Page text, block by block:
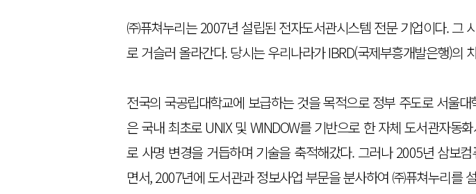
㈜퓨쳐누리는 2007년 설립된 전자도서관시스템 전문 기업이다. 그
로 거슬러 올라간다. 당시는 우리나라가 IBRD(국제부흥개발은행)의
전국의 국공립대학교에 보급하는 것을 목적으로 정부 주도로 서울
은 국내 최초로 UNIX 및 WINDOW를 기반으로 한 자체 도서관자동
로 사명 변경을 거듭하며 기술을 축적해갔다. 그러나 2005년 삼보
면서, 2007년에 도서관과 정보사업 부문을 분사하여 ㈜퓨쳐누리를